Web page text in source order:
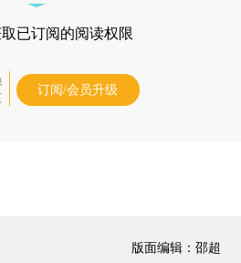
取已订阅的阅读权限
订阅/会员升级
版面编辑：邵超